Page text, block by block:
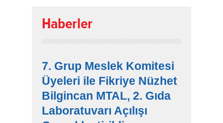
Haberler
7. Grup Meslek Komitesi
Üyeleri ile Fikriye Nüzhet
Bilgincan MTAL, 2. Gıda
Laboratuvarı Açılışı